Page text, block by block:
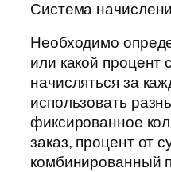
Система
Необходимо
или какой процент
начисляться за
использовать
фиксированное
заказ, процент от
комбинированный